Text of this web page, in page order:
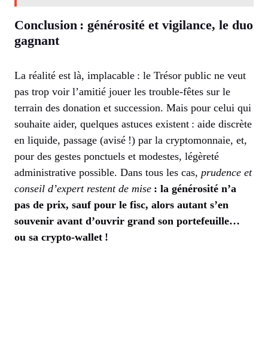
Conclusion : générosité et vigilance, le duo
gagnant
La réalité est là, implacable : le Trésor public ne veut
pas trop voir l’amitié jouer les trouble-fêtes sur le
terrain des donation et succession. Mais pour celui qui
souhaite aider, quelques astuces existent : aide discrète
en liquide, passage (avisé !) par la cryptomonnaie, et,
pour des gestes ponctuels et modestes, légèreté
administrative possible. Dans tous les cas, prudence et
conseil d’expert restent de mise : la générosité n’a
pas de prix, sauf pour le fisc, alors autant s’en
souvenir avant d’ouvrir grand son portefeuille…
ou sa crypto-wallet !